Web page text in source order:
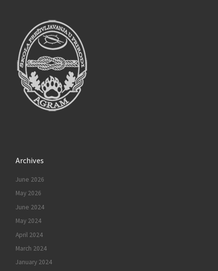
Archives
June 2026
May 2026
June 2024
May 2024
April 2024
March 2024
January 2024